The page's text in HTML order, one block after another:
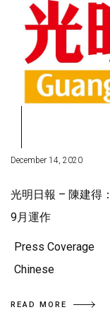
December 14, 2020
光明日報 – 陳建得
9月運作
Press Coverage
Chinese
READ MORE